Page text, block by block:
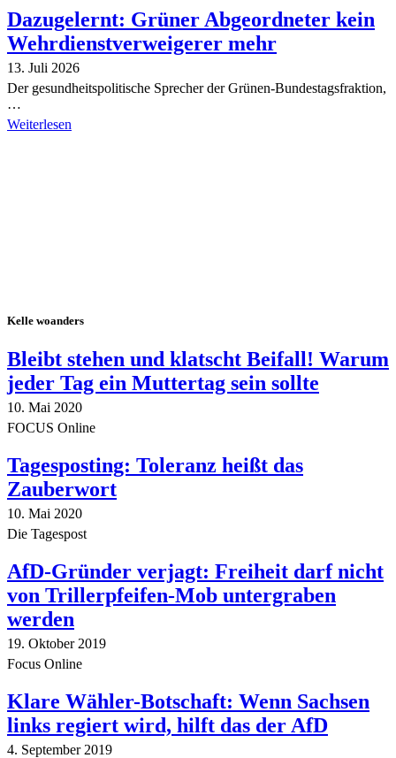
Dazugelernt: Grüner Abgeordneter kein
Wehrdienstverweigerer mehr
13. Juli 2026
Der gesundheitspolitische Sprecher der Grünen-Bundestagsfraktion,
…
Weiterlesen
Kelle woanders
Bleibt stehen und klatscht Beifall! Warum
jeder Tag ein Muttertag sein sollte
10. Mai 2020
FOCUS Online
Tagesposting: Toleranz heißt das
Zauberwort
10. Mai 2020
Die Tagespost
AfD-Gründer verjagt: Freiheit darf nicht
von Trillerpfeifen-Mob untergraben
werden
19. Oktober 2019
Focus Online
Klare Wähler-Botschaft: Wenn Sachsen
links regiert wird, hilft das der AfD
4. September 2019